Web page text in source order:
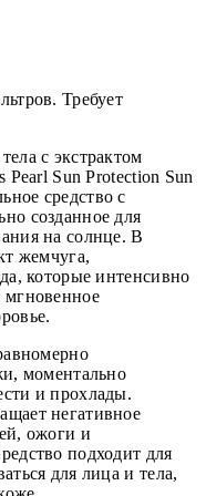
Требует
с экстрактом
Sun Protection Sun
средство с
созданное для
на солнце. В
жемчуга,
которые интенсивно
мгновенное
моментально
и прохлады.
негативное
ожоги и
подходит для
для лица и тела,